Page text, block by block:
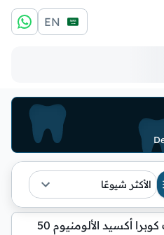
EN
الأكثر شيوعًا
رمل تنظيف كوبرا أكسيد الألومنيوم 50